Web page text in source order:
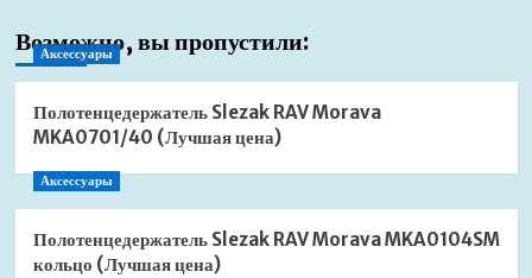
Возможно, вы пропустили:
Аксессуары
Полотенцедержатель Slezak RAV Morava
MKA0701/40 (Лучшая цена)
Аксессуары
Полотенцедержатель Slezak RAV Morava MKA0104SM
кольцо (Лучшая цена)